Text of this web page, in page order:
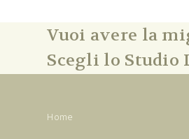
Vuoi avere la
Scegli lo Studio
Home